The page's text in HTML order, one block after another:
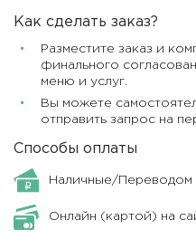
Как сделать заказ?
Разместите заказ и
финального
меню и услуг.
Вы можете
отправить запрос на
Способы оплаты
Наличные/Переводом
Онлайн (картой) на